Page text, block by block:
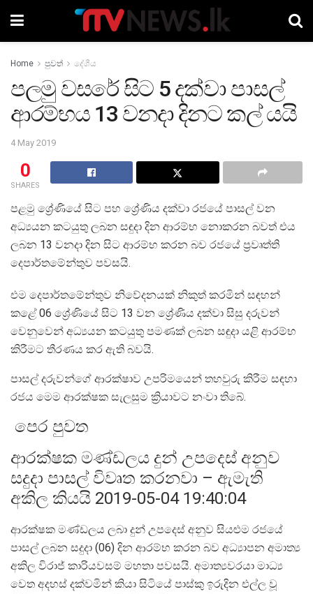
Home පුවත් දේශීය
පලමු වසරේ සිට 5 දක්වා පාසල්
ආරම්භය 13 වනදා දිනට කල් යයි
4 May 2019
0
SHARES
පළමු ශ්‍රේණියේ සිට පහ ශ්‍රේණිය දක්වා රජයේ පාසල් වන
අධ්‍යයන කටයුතු ලබන සඳුදා දින ආරම්භ නොකරන බවත් එය
ලබන 13 වනදා දින සිට ආරම්භ කරන බව රජයේ ප්‍රවෘත්ති
දෙපාර්තමේන්තුව පවසයි.
එම දෙපාර්තමේන්තුව නිවේදනයක් නිකුත් කරමින් සඳහන්
කළේ 06 ශ්‍රේණියේ සිට 13 වන ශ්‍රේණිය දක්වා සිසු දරුවන්
වෙනුවෙන් අධ්‍යයන කටයුතු පමණක් ලබන සඳුදා යළි ආරම්භ
කිරීමට තීරණය කර ඇති බවයි.
පාසල් දරුවන්ගේ ආරක්ෂාව උපරිමයෙන් තහවුරු කිරීම සඳහා
රජය මෙම ආරක්ෂක සැලසුම ක්‍රියාවට නංවා තිබේ.
පෙර පුවත
ආරක්ෂක මණ්ඩලය දුන් උපදෙස් අනුව
සදුදා පාසල් විවෘත කරනවා – ඇමැති
අකිල කියයි 2019-05-04 19:40:04
ආරක්ෂක මණ්ඩලය ලබා දුන් උපදෙස් අනුව සියළුම රජයේ
පාසල් ලබන සදුදා (06) දින ආරම්භ කරන බව අධ්‍යාපන අමාත්‍ය
අකිල විරාජ් කාරියවසම් මහතා පවසයි. අමාත්‍යවරයා මාධ්‍ය
වෙත අදහස් දක්වමින් කියා සිටියේ පාස්කු ඉරුදින එල්ල වූ